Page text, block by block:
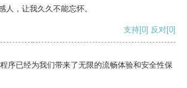
人，让我久久不能忘怀。
支持[0] 反对[0]
序已经为我们带来了无限的流畅体验和安全性保